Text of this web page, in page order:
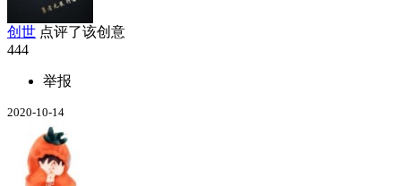
创世 点评了该创意
444
举报
2020-10-14